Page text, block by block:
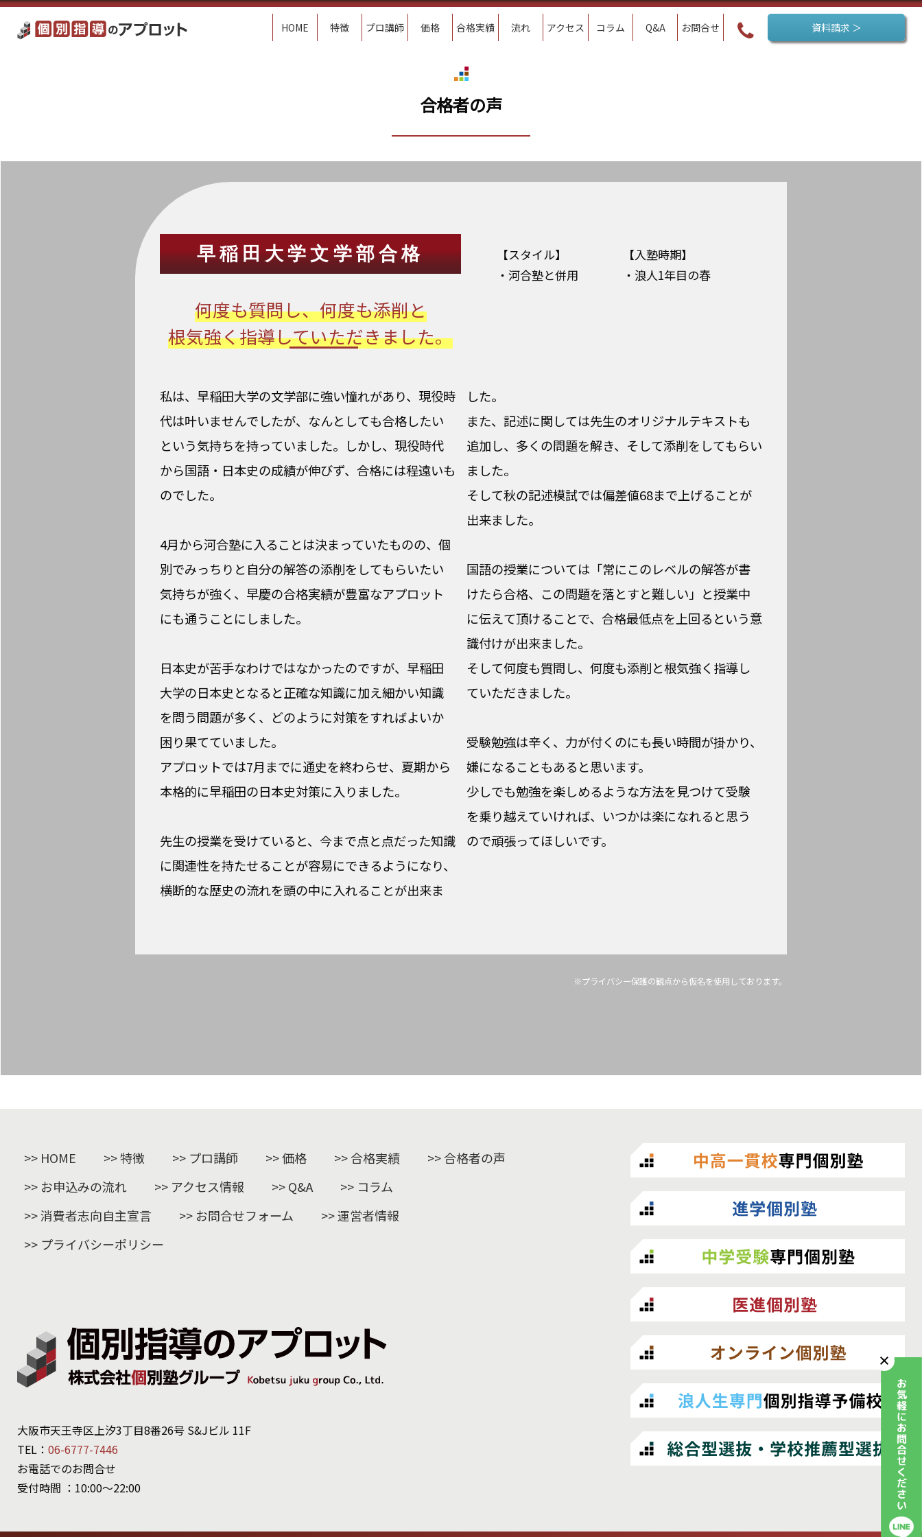
HOME 特徴 プロ講師 価格 合格実績 流れ アクセス コラム Q&A お問合せ 資料請求 ＞
合格者の声
早稲田大学文学部合格
何度も質問し、何度も添削と
根気強く指導していただきました。
【スタイル】
・河合塾と併用
【入塾時期】
・浪人1年目の春
私は、早稲田大学の文学部に強い憧れがあり、現役時
代は叶いませんでしたが、なんとしても合格したい
という気持ちを持っていました。しかし、現役時代
から国語・日本史の成績が伸びず、合格には程遠いも
のでした。
4月から河合塾に入ることは決まっていたものの、個
別でみっちりと自分の解答の添削をしてもらいたい
気持ちが強く、早慶の合格実績が豊富なアプロット
にも通うことにしました。
日本史が苦手なわけではなかったのですが、早稲田
大学の日本史となると正確な知識に加え細かい知識
を問う問題が多く、どのように対策をすればよいか
困り果てていました。
アプロットでは7月までに通史を終わらせ、夏期から
本格的に早稲田の日本史対策に入りました。
先生の授業を受けていると、今まで点と点だった知識
に関連性を持たせることが容易にできるようになり、
横断的な歴史の流れを頭の中に入れることが出来ま
した。
また、記述に関しては先生のオリジナルテキストも
追加し、多くの問題を解き、そして添削をしてもらい
ました。
そして秋の記述模試では偏差値68まで上げることが
出来ました。
国語の授業については「常にこのレベルの解答が書
けたら合格、この問題を落とすと難しい」と授業中
に伝えて頂けることで、合格最低点を上回るという意
識付けが出来ました。
そして何度も質問し、何度も添削と根気強く指導し
ていただきました。
受験勉強は辛く、力が付くのにも長い時間が掛かり、
嫌になることもあると思います。
少しでも勉強を楽しめるような方法を見つけて受験
を乗り越えていければ、いつかは楽になれると思う
ので頑張ってほしいです。
※プライバシー保護の観点から仮名を使用しております。
HOME 特徴 プロ講師 価格 合格実績
合格者の声
お申込みの流れ
アクセス情報 Q&A
コラム
消費者志向自主宣言
お問合せフォーム
運営者情報
プライバシーポリシー
大阪市天王寺区上汐3丁目8番26号 S&Jビル 11F
TEL： 06-6777-7446
お電話でのお問合せ
受付時間 ：10:00～22:00